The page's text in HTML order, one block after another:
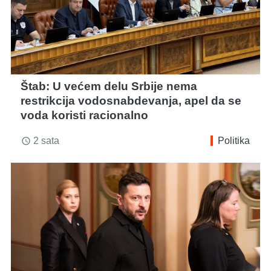
Štab: U većem delu Srbije nema
restrikcija vodosnabdevanja, apel da se
voda koristi racionalno
access_time 2 sata Politika